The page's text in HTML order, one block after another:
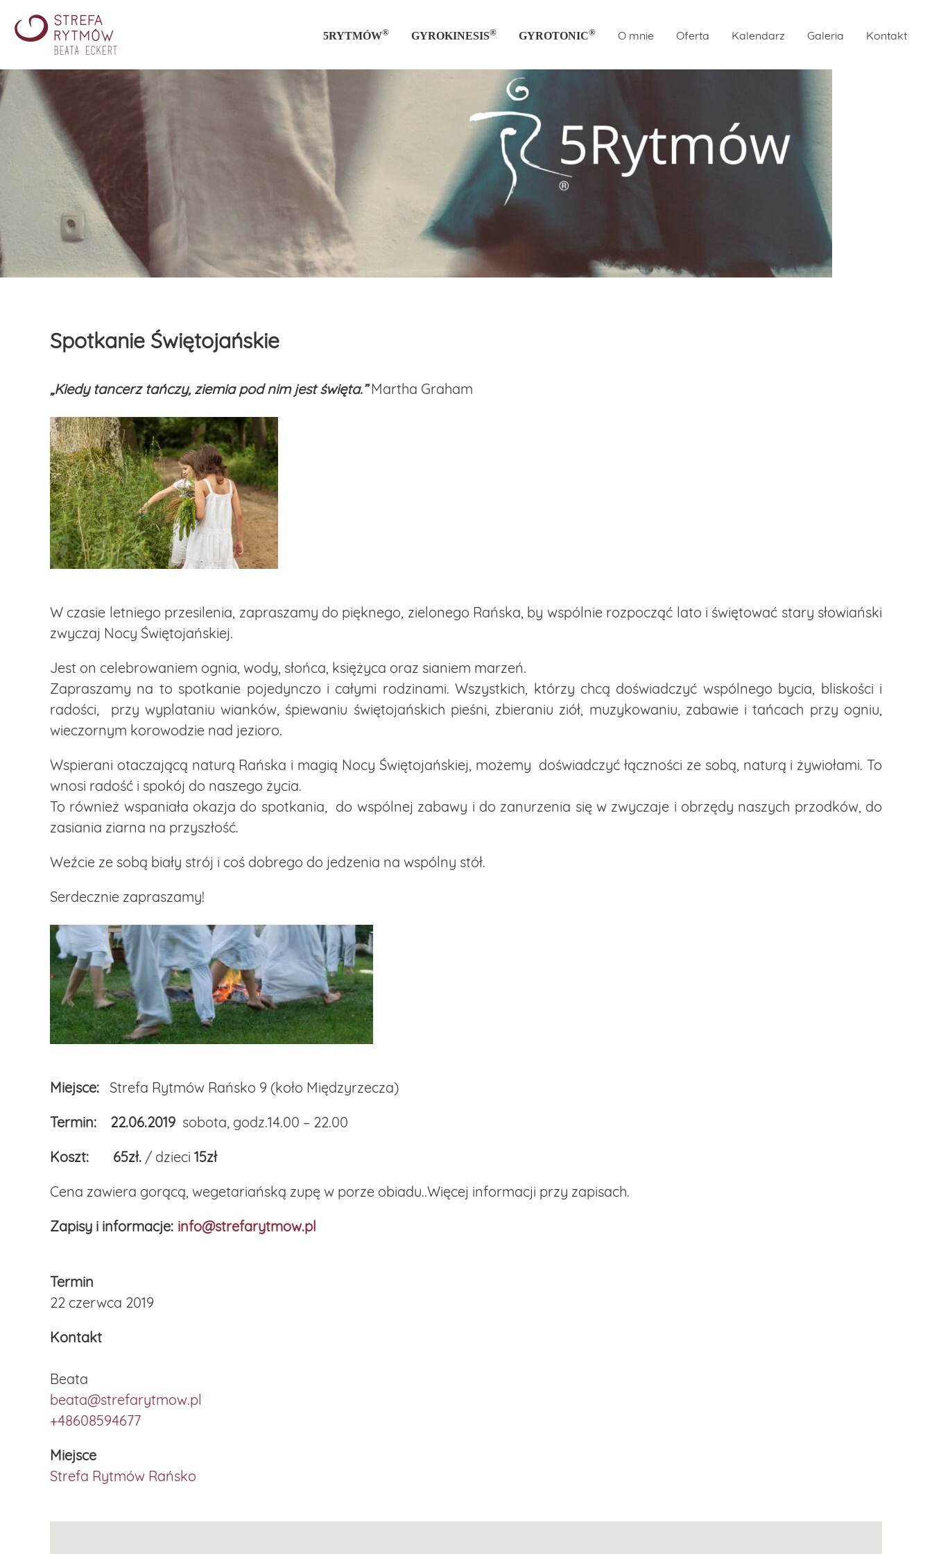
5RYTMÓW® GYROKINESIS® GYROTONIC® O mnie Oferta Kalendarz Galeria Kontakt
Spotkanie Świętojańskie
„Kiedy tancerz tańczy, ziemia pod nim jest święta.” Martha Graham
W czasie letniego przesilenia, zapraszamy do pięknego, zielonego Rańska, by wspólnie rozpocząć lato i świętować stary słowiański
zwyczaj Nocy Świętojańskiej.
Jest on celebrowaniem ognia, wody, słońca, księżyca oraz sianiem marzeń.
Zapraszamy na to spotkanie pojedynczo i całymi rodzinami. Wszystkich, którzy chcą doświadczyć wspólnego bycia, bliskości i
radości, przy wyplataniu wianków, śpiewaniu świętojańskich pieśni, zbieraniu ziół, muzykowaniu, zabawie i tańcach przy ogniu,
wieczornym korowodzie nad jezioro.
Wspierani otaczającą naturą Rańska i magią Nocy Świętojańskiej, możemy doświadczyć łączności ze sobą, naturą i żywiołami. To
wnosi radość i spokój do naszego życia.
To również wspaniała okazja do spotkania, do wspólnej zabawy i do zanurzenia się w zwyczaje i obrzędy naszych przodków, do
zasiania ziarna na przyszłość.
Weźcie ze sobą biały strój i coś dobrego do jedzenia na wspólny stół.
Serdecznie zapraszamy!
Miejsce: Strefa Rytmów Rańsko 9 (koło Międzyrzecza)
Termin:
22.06.2019 sobota, godz.14.00 – 22.00
Koszt: 65zł. / dzieci 15zł
Cena zawiera gorącą, wegetariańską zupę w porze obiadu..Więcej informacji przy zapisach.
Zapisy i informacje: info@strefarytmow.pl
Termin
22 czerwca 2019
Kontakt
Beata
beata@strefarytmow.pl
+48608594677
Miejsce
Strefa Rytmów Rańsko